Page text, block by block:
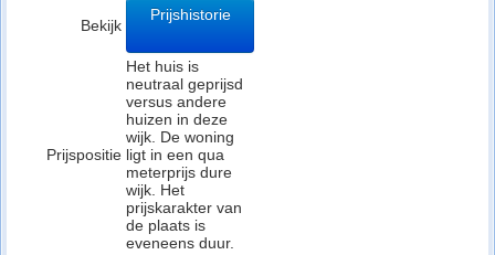
Bekijk
Prijshistorie
Prijspositie
Het huis is
neutraal geprijsd
versus andere
huizen in deze
wijk. De woning
ligt in een qua
meterprijs dure
wijk. Het
prijskarakter van
de plaats is
eveneens duur.